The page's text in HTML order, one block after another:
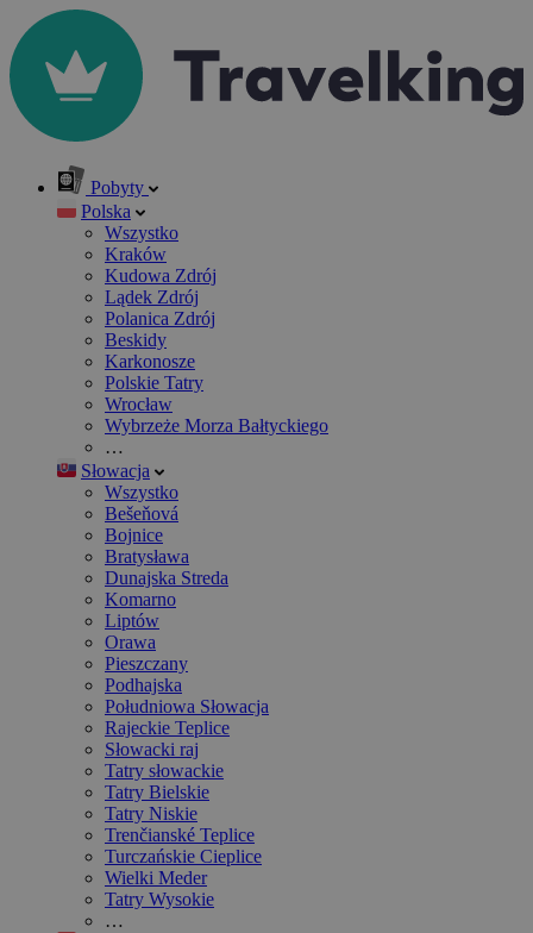
Pobyty
Polska
Wszystko
Kraków
Kudowa Zdrój
Lądek Zdrój
Polanica Zdrój
Beskidy
Karkonosze
Polskie Tatry
Wrocław
Wybrzeże Morza Bałtyckiego
…
Słowacja
Wszystko
Bešeňová
Bojnice
Bratysława
Dunajska Streda
Komarno
Liptów
Orawa
Pieszczany
Podhajska
Południowa Słowacja
Rajeckie Teplice
Słowacki raj
Tatry słowackie
Tatry Bielskie
Tatry Niskie
Trenčianské Teplice
Turczańskie Cieplice
Wielki Meder
Tatry Wysokie
…